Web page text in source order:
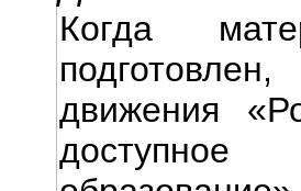
Когда
движения